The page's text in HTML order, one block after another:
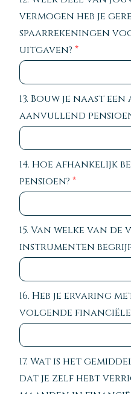
vermogen heb je
spaarrekeningen
uitgaven?
13. Bouw je naast
aanvullend
14. Hoe afhankelijk
pensioen?
15. Van welke van
instrumenten
16. Heb je ervaring
volgende
17. Wat is het
dat je zelf hebt